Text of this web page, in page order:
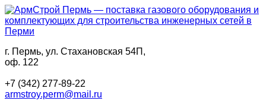
Перейти
к
содержимому
АрмСтрой
—
поставка
Поставки
газового
оборудования
г. Пермь, ул. Стахановская 54П,
оф. 122
+7 (342) 277-89-22
armstroy.perm@mail.ru